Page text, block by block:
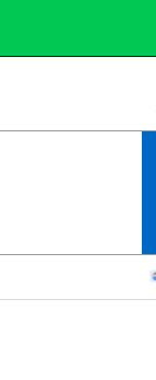
1등급
6등급